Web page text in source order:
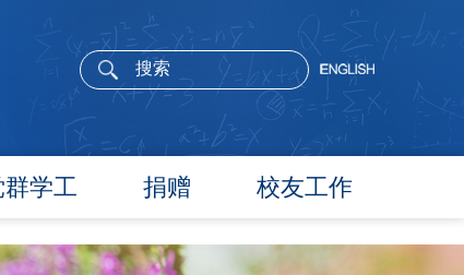
群学工
委概况
捐赠 校友工作
院长寄语